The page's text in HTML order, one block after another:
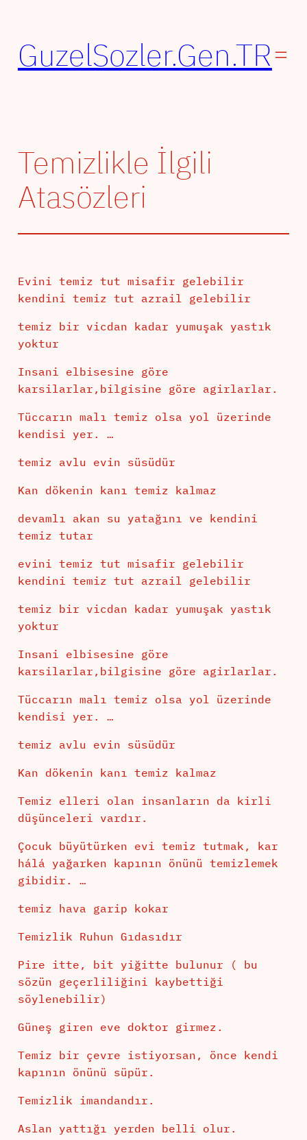
GuzelSozler.Gen.TR
Temizlikle İlgili
Atasözleri
Evini temiz tut misafir gelebilir
kendini temiz tut azrail gelebilir
temiz bir vicdan kadar yumuşak yastık
yoktur
Insani elbisesine göre
karsilarlar,bilgisine göre agirlarlar.
Tüccarın malı temiz olsa yol üzerinde
kendisi yer. …
temiz avlu evin süsüdür
Kan dökenin kanı temiz kalmaz
devamlı akan su yatağını ve kendini
temiz tutar
evini temiz tut misafir gelebilir
kendini temiz tut azrail gelebilir
temiz bir vicdan kadar yumuşak yastık
yoktur
Insani elbisesine göre
karsilarlar,bilgisine göre agirlarlar.
Tüccarın malı temiz olsa yol üzerinde
kendisi yer. …
temiz avlu evin süsüdür
Kan dökenin kanı temiz kalmaz
Temiz elleri olan insanların da kirli
düşünceleri vardır.
Çocuk büyütürken evi temiz tutmak, kar
hálá yağarken kapının önünü temizlemek
gibidir. …
temiz hava garip kokar
Temizlik Ruhun Gıdasıdır
Pire itte, bit yiğitte bulunur ( bu
sözün geçerliliğini kaybettiği
söylenebilir)
Güneş giren eve doktor girmez.
Temiz bir çevre istiyorsan, önce kendi
kapının önünü süpür.
Temizlik imandandır.
Aslan yattığı yerden belli olur.